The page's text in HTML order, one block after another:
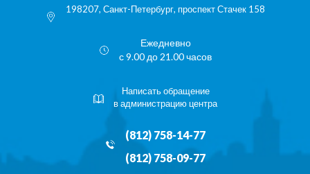
198207, Санкт-Петербург, проспект Стачек 158
Ежедневно
с 9.00 до 21.00 часов
Написать обращение
в администрацию центра
(812) 758-14-77
(812) 758-09-77